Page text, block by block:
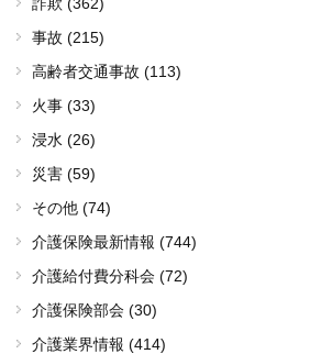
事故 (215)
高齢者交通事故 (113)
火事 (33)
浸水 (26)
災害 (59)
その他 (74)
介護保険最新情報 (744)
介護給付費分科会 (72)
介護保険部会 (30)
介護業界情報 (414)